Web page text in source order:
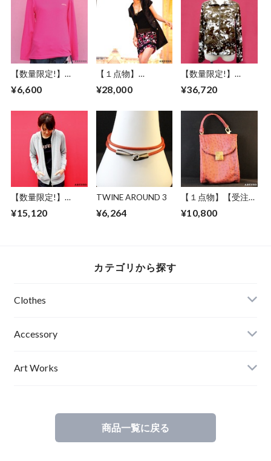
【数量限定!】
ABSURD ロングＴ
シャツ メンズ レデ
シンプル 金色 ピン
ク PINK アブサー
LOGOSTITCH（P）
¥6,600
【１点物】
ABSURD ワンピー
ス サテン パーティ
ト BLACK アブサー
ド FAKE STAR
¥28,000
【数量限定!】
ABSURD ブルゾン
KHAKI カーキ 柄 レ
ブサード UKRAINE
¥36,720
【数量限定!】
ABSURD パーカー
前開き GRAY 龍 ガ
¥15,120
TWINE AROUND 3
¥6,264
【１点物】【受注制
作】 ABSURD オー
ダーメイド ポーチ
¥10,800
カテゴリから探す
Clothes
Mens
Ladies
Accessory
Art Works
商品一覧に戻る